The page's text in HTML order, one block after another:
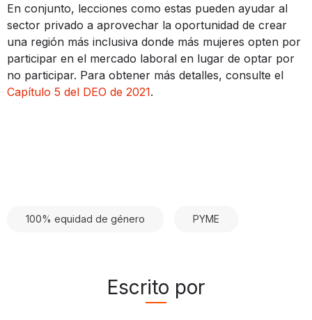
En conjunto, lecciones como estas pueden ayudar al
sector privado a aprovechar la oportunidad de crear
una región más inclusiva donde más mujeres opten por
participar en el mercado laboral en lugar de optar por
no participar. Para obtener más detalles, consulte el
Capítulo 5 del DEO de 2021.
100% equidad de género PYME
Escrito por